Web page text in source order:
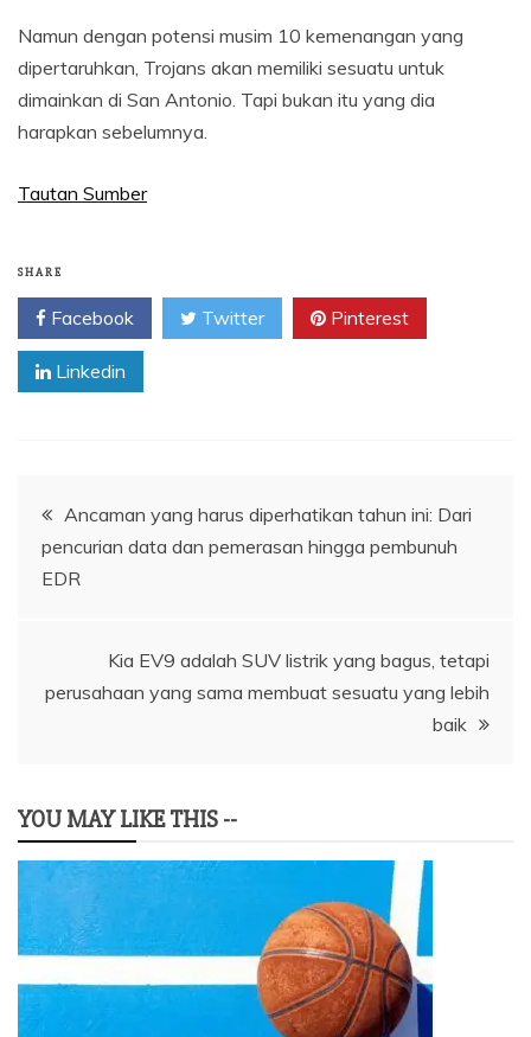
Namun dengan potensi musim 10 kemenangan yang
dipertaruhkan, Trojans akan memiliki sesuatu untuk
dimainkan di San Antonio. Tapi bukan itu yang dia
harapkan sebelumnya.
Tautan Sumber
SHARE
Facebook Twitter Pinterest
Linkedin
Navigasi
pos
Ancaman yang harus diperhatikan tahun ini: Dari
pencurian data dan pemerasan hingga pembunuh
EDR
Kia EV9 adalah SUV listrik yang bagus, tetapi
perusahaan yang sama membuat sesuatu yang lebih
baik
YOU MAY LIKE THIS --